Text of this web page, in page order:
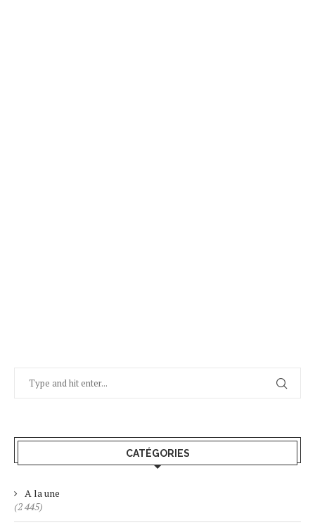
CATÉGORIES
A la une
(2 445)